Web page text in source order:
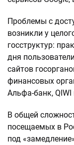
Проблемы с
возникли у
госструктур:
дня
сайтов
финансовых
Альфа-банк, QIWI
В общей
посещаемых в
под